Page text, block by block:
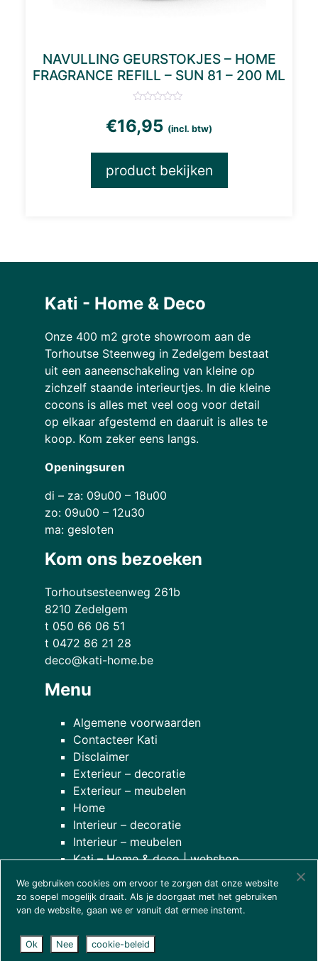
NAVULLING GEURSTOKJES – HOME
FRAGRANCE REFILL – SUN 81 – 200 ML
€16,95 (incl. btw)
product bekijken
Kati - Home & Deco
Onze 400 m2 grote showroom aan de
Torhoutse Steenweg in Zedelgem bestaat
uit een aaneenschakeling van kleine op
zichzelf staande interieurtjes. In die kleine
cocons is alles met veel oog voor detail
op elkaar afgestemd en daaruit is alles te
koop. Kom zeker eens langs.
Openingsuren
di – za: 09u00 – 18u00
zo: 09u00 – 12u30
ma: gesloten
Kom ons bezoeken
Torhoutsesteenweg 261b
8210 Zedelgem
t 050 66 06 51
t 0472 86 21 28
deco@kati-home.be
Menu
Algemene voorwaarden
Contacteer Kati
Disclaimer
Exterieur – decoratie
Exterieur – meubelen
Home
Interieur – decoratie
Interieur – meubelen
Kati – Home & deco | webshop
over onze winkel
We gebruiken cookies om ervoor te zorgen dat onze website
zo soepel mogelijk draait. Als je doorgaat met het gebruiken
van de website, gaan we er vanuit dat ermee instemt.
Ok Nee cookie-beleid